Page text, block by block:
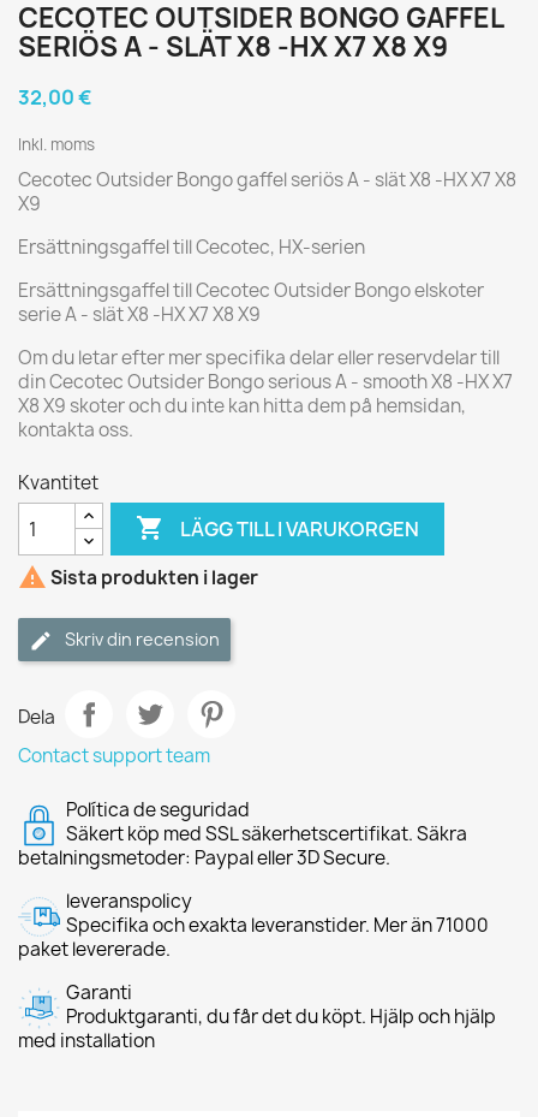
CECOTEC OUTSIDER BONGO GAFFEL
SERIÖS A - SLÄT X8 -HX X7 X8 X9
32,00 €
Inkl. moms
Cecotec Outsider Bongo gaffel seriös A - slät X8 -HX X7 X8
X9
Ersättningsgaffel till Cecotec, HX-serien
Ersättningsgaffel till Cecotec Outsider Bongo elskoter
serie A - slät X8 -HX X7 X8 X9
Om du letar efter mer specifika delar eller reservdelar till
din Cecotec Outsider Bongo serious A - smooth X8 -HX X7
X8 X9 skoter och du inte kan hitta dem på hemsidan,
kontakta oss.
Kvantitet
 LÄGG TILL I VARUKORGEN
 Sista produkten i lager
Skriv din recension
Dela
Contact support team
Política de seguridad
Säkert köp med SSL säkerhetscertifikat. Säkra
betalningsmetoder: Paypal eller 3D Secure.
leveranspolicy
Specifika och exakta leveranstider. Mer än 71000
paket levererade.
Garanti
Produktgaranti, du får det du köpt. Hjälp och hjälp
med installation